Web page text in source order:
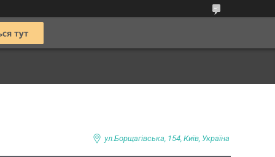
ул.Борщагівська, 154, Київ, Україна